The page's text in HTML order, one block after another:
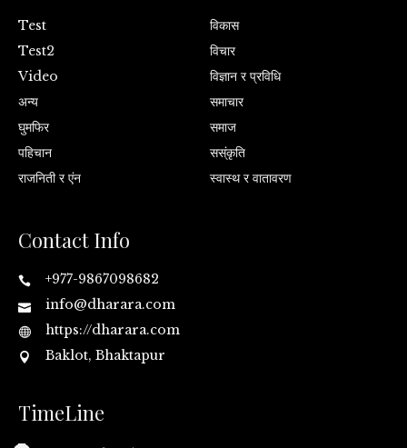
Test
Test2
Video
अन्य
घुमफिर
पहिचान
राजनिती र एंन
विकास
विचार
विज्ञान र प्रविधि
समाचार
समाज
सस्ंकृति
स्वास्थ र वातावरण
Contact Info
+977-9867098682
info@dharara.com
https://dharara.com
Baklot, Bhaktapur
TimeLine